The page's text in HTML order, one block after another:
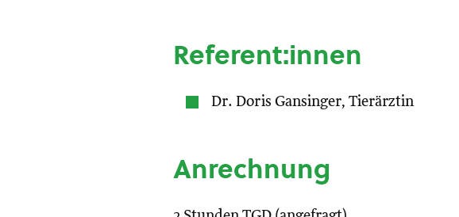
Referent:innen
Dr. Doris Gansinger, Tierärztin
Anrechnung